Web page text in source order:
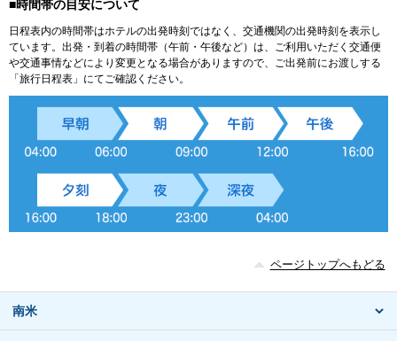
■時間帯の目安について
日程表内の時間帯はホテルの出発時刻ではなく、交通機関の出発時刻を表示し
ています。出発・到着の時間帯（午前・午後など）は、ご利用いただく交通便
や交通事情などにより変更となる場合がありますので、ご出発前にお渡しする
「旅行日程表」にてご確認ください。
ページトップへもどる
南米